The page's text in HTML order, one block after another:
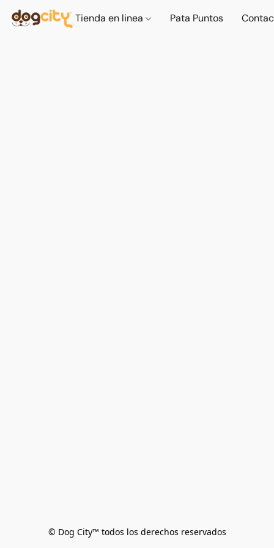
Tienda en linea Pata Puntos
© Dog City™ todos los derechos reservados